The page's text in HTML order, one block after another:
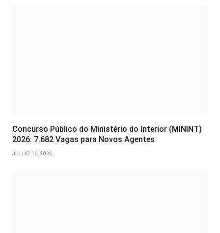
Concurso Público do Ministério do Interior (MININT)
2026: 7.682 Vagas para Novos Agentes
JULHO 16, 2026